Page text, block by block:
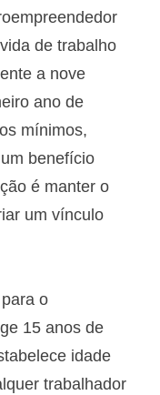
de trabalho
a nove
ano de
mínimos,
benefício
é manter o
um vínculo
o
15 anos de
idade
trabalhador